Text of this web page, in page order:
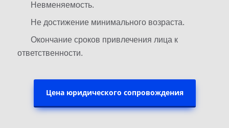
Невменяемость.
Не достижение минимального возраста.
Окончание сроков привлечения лица к
ответственности.
Цена юридического сопровождения